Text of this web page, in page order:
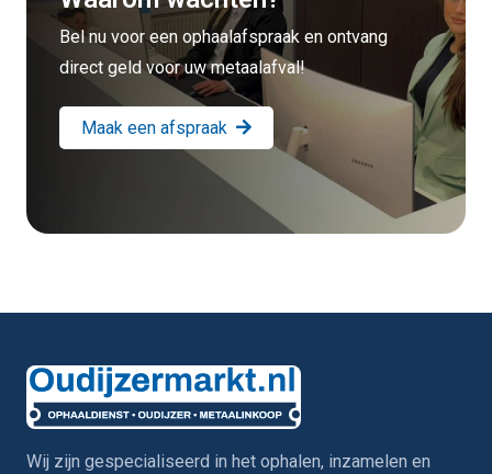
Bel nu voor een ophaalafspraak en ontvang
direct geld voor uw metaalafval!
Maak een afspraak
Wij zijn gespecialiseerd in het ophalen, inzamelen en